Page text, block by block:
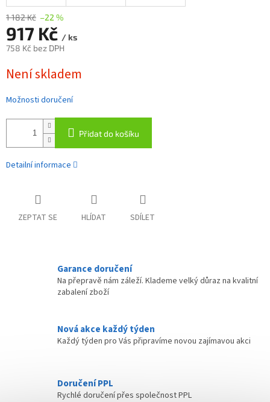
1 182 Kč –22 %
917 Kč / ks
758 Kč bez DPH
cena:
Není skladem
Možnosti doručení
Přidat do košíku
Detailní informace
ZEPTAT SE HLÍDAT SDÍLET
Garance doručení
Na přepravě nám záleží. Klademe velký důraz na kvalitní
zabalení zboží
Nová akce každý týden
Každý týden pro Vás připravíme novou zajímavou akci
Doručení PPL
Rychlé doručení přes společnost PPL